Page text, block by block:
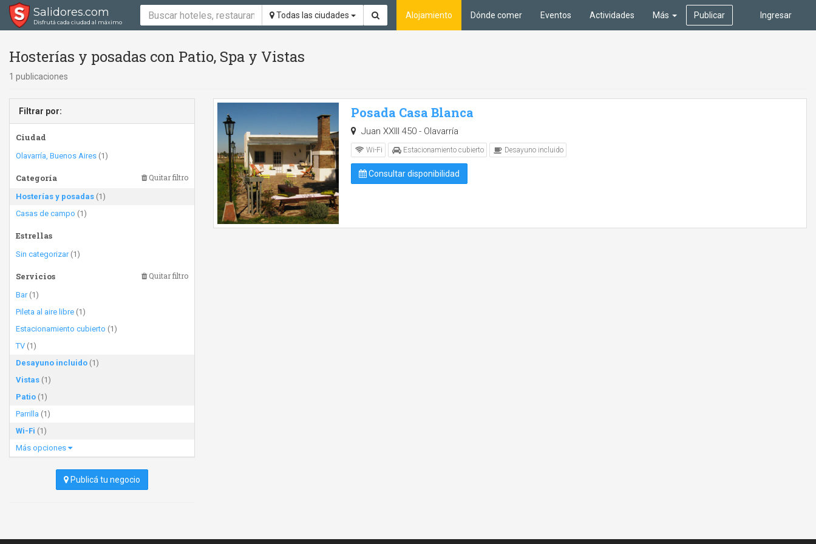
Salidores.com
Disfrutá cada ciudad al máximo
Todas las ciudades Ingresar
Alojamiento Dónde comer Eventos Actividades Más Publicar
Hosterías y posadas con Patio, Spa y Vistas
1 publicaciones
Filtrar por:
Ciudad
Olavarría, Buenos Aires (1)
Categoría Quitar filtro
Hosterías y posadas (1)
Casas de campo (1)
Estrellas
Sin categorizar(1)
Servicios Quitar filtro
Bar(1)
Pileta al aire libre (1)
Estacionamiento cubierto (1)
TV (1)
Desayuno incluido (1)
Vistas (1)
Patio (1)
Parrilla (1)
Wi-Fi (1)
Más opciones
Publicá tu negocio
Posada Casa Blanca
Juan XXIII 450 - Olavarría
Wi-Fi Estacionamiento cubierto Desayuno incluido
Consultar disponibilidad